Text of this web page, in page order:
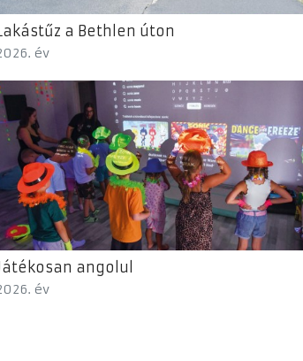
a Bethlen úton
év
angolul
év